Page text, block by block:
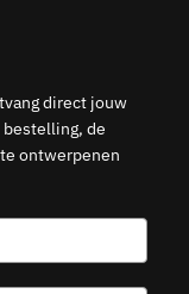
direct jouw
de
ontwerpenen